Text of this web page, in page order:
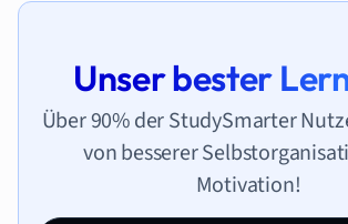
Unser bester
Über 90% der StudySmarter
von besserer
Motivation!